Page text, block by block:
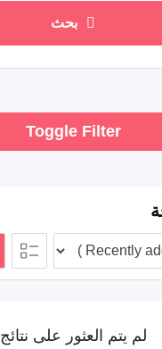
بحث
Toggle Filter
لم يتم العثور على نتائج